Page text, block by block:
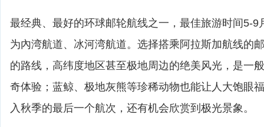
最经典、最好的环球邮轮航线之一，最佳旅游时间5-9
为內湾航道、冰河湾航道。选择搭乘阿拉斯加航线的
的路线，高纬度地区甚至极地周边的绝美风光，是一
奇体验；蓝鲸、极地灰熊等珍稀动物也能让人大饱眼
入秋季的最后一个航次，还有机会欣赏到极光景象。